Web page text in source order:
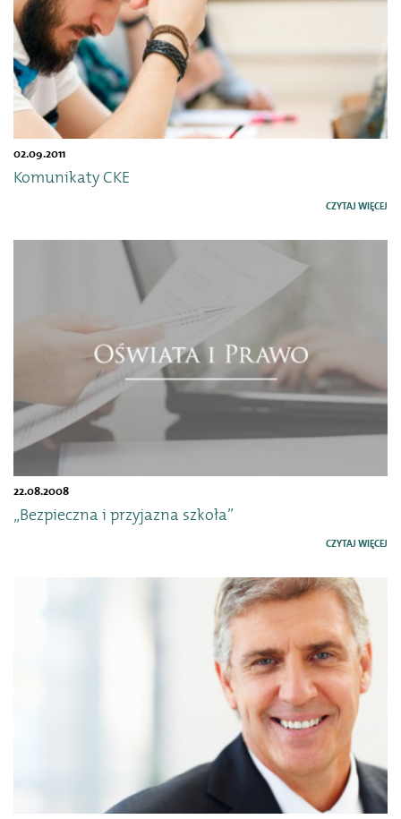
02.09.2011
Komunikaty CKE
CZYTAJ WIĘCEJ
22.08.2008
„Bezpieczna i przyjazna szkoła”
CZYTAJ WIĘCEJ